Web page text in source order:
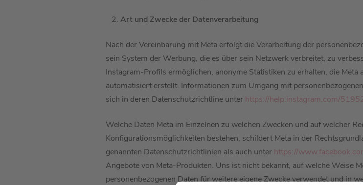
Art und Zwecke der Datenverarbeitung
Nach der Vereinbarung mit Meta erfolgt die Verarbeitung der
sein System der Werbung, die es über sein Netzwerk verbreitet, zu
Instagram-Profils ermöglichen, anonyme Statistiken zu erhalten, die
automatisiert erstellt. Informationen zum Umgang mit
sich in deren Datenschutzrichtline unter https://help.instagram.com/
Welche Daten Meta im Einzelnen zu welchen Zwecken und auf welcher
Konfigurationsmöglichkeiten bestehen, schildert Meta in der
genannten Datenschutzrichtlinien als auch unter https://
Angebote von Meta-Produkten. Uns ist nicht bekannt, auf welche Weise
personenbezogenen Daten für weitere eigene Zwecke verwendet und in